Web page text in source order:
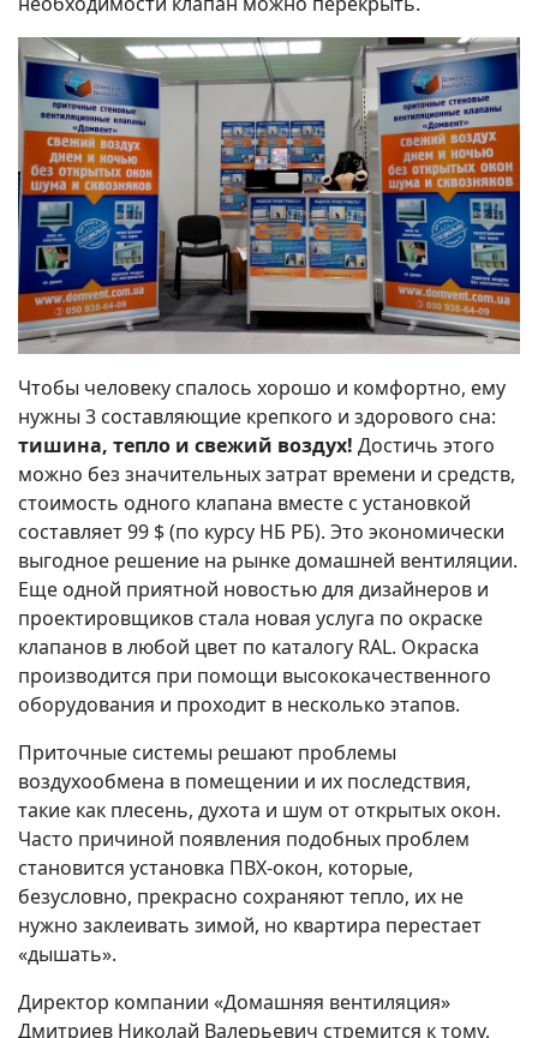
Чтобы человеку спалось хорошо и комфортно, ему
нужны 3 составляющие крепкого и здорового сна:
тишина, тепло и свежий воздух! Достичь этого
можно без значительных затрат времени и средств,
стоимость одного клапана вместе с установкой
составляет 99 $ (по курсу НБ РБ). Это экономически
выгодное решение на рынке домашней вентиляции.
Еще одной приятной новостью для дизайнеров и
проектировщиков стала новая услуга по окраске
клапанов в любой цвет по каталогу RAL. Окраска
производится при помощи высококачественного
оборудования и проходит в несколько этапов.
Приточные системы решают проблемы
воздухообмена в помещении и их последствия,
такие как плесень, духота и шум от открытых окон.
Часто причиной появления подобных проблем
становится установка ПВХ-окон, которые,
безусловно, прекрасно сохраняют тепло, их не
нужно заклеивать зимой, но квартира перестает
«дышать».
Директор компании «Домашняя вентиляция»
Дмитриев Николай Валерьевич стремится к тому,